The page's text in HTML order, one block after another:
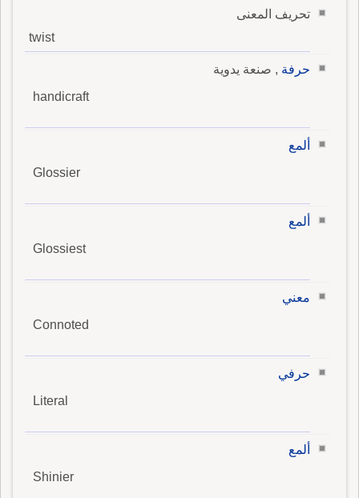
تحريف المعنى
twist
حرفة , صنعة يدوية
handicraft
ألمع
Glossier
ألمع
Glossiest
معني
Connoted
حرفي
Literal
ألمع
Shinier